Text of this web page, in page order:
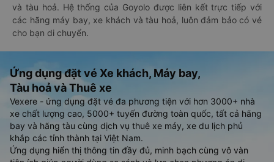
và tàu hoả. Hệ thống của Goyolo được liên kết trực tiếp với
các hãng máy bay, xe khách và tàu hoả, luôn đảm bảo có vé
cho bạn di chuyển.
Ứng dụng đặt vé Xe khách, Máy bay,
Tàu hoả và Thuê xe
Vexere - ứng dụng đặt vé đa phương tiện với hơn 3000+ nhà
xe chất lượng cao, 5000+ tuyến đường toàn quốc, tất cả hãng
bay và hãng tàu cùng dịch vụ thuê xe máy, xe du lịch phủ
khắp các tỉnh thành tại Việt Nam.
Ứng dụng hiển thị thông tin đầy đủ, minh bạch cùng vô vàn